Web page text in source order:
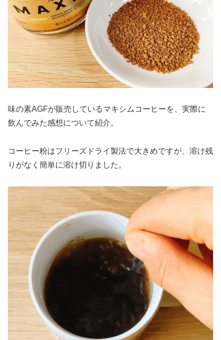
味の素AGFが販売しているマキシムコーヒーを、実際に
飲んでみた感想について紹介。
コーヒー粉はフリーズドライ製法で大きめですが、溶け残
りがなく簡単に溶け切りました。